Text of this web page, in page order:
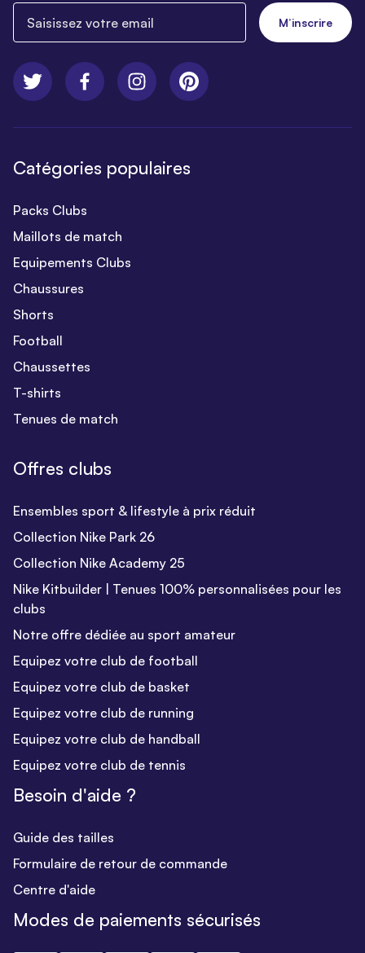
M’inscrire
Catégories populaires
Packs Clubs
Maillots de match
Equipements Clubs
Chaussures
Shorts
Football
Chaussettes
T-shirts
Tenues de match
Offres clubs
Ensembles sport & lifestyle à prix réduit
Collection Nike Park 26
Collection Nike Academy 25
Nike Kitbuilder | Tenues 100% personnalisées pour les
clubs
Notre offre dédiée au sport amateur
Equipez votre club de football
Equipez votre club de basket
Equipez votre club de running
Equipez votre club de handball
Equipez votre club de tennis
Besoin d'aide ?
Guide des tailles
Formulaire de retour de commande
Centre d'aide
Modes de paiements sécurisés